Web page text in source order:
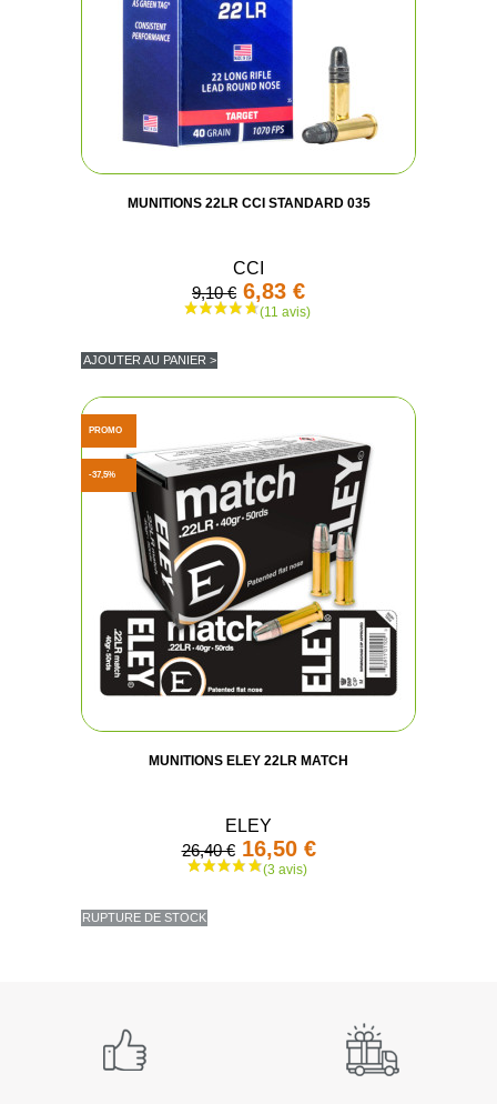
MUNITIONS 22LR CCI STANDARD 035
CCI
9,10 € 6,83 €
AJOUTER AU PANIER >
MUNITIONS ELEY 22LR MATCH
ELEY
26,40 € 16,50 €
RUPTURE DE STOCK
PROMO
-37,5%